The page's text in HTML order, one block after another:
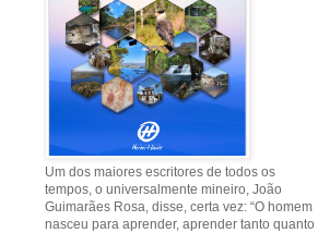
Um dos maiores escritores de todos os
tempos, o universalmente mineiro, João
Guimarães Rosa, disse, certa vez: “O homem
nasceu para aprender, aprender tanto quanto